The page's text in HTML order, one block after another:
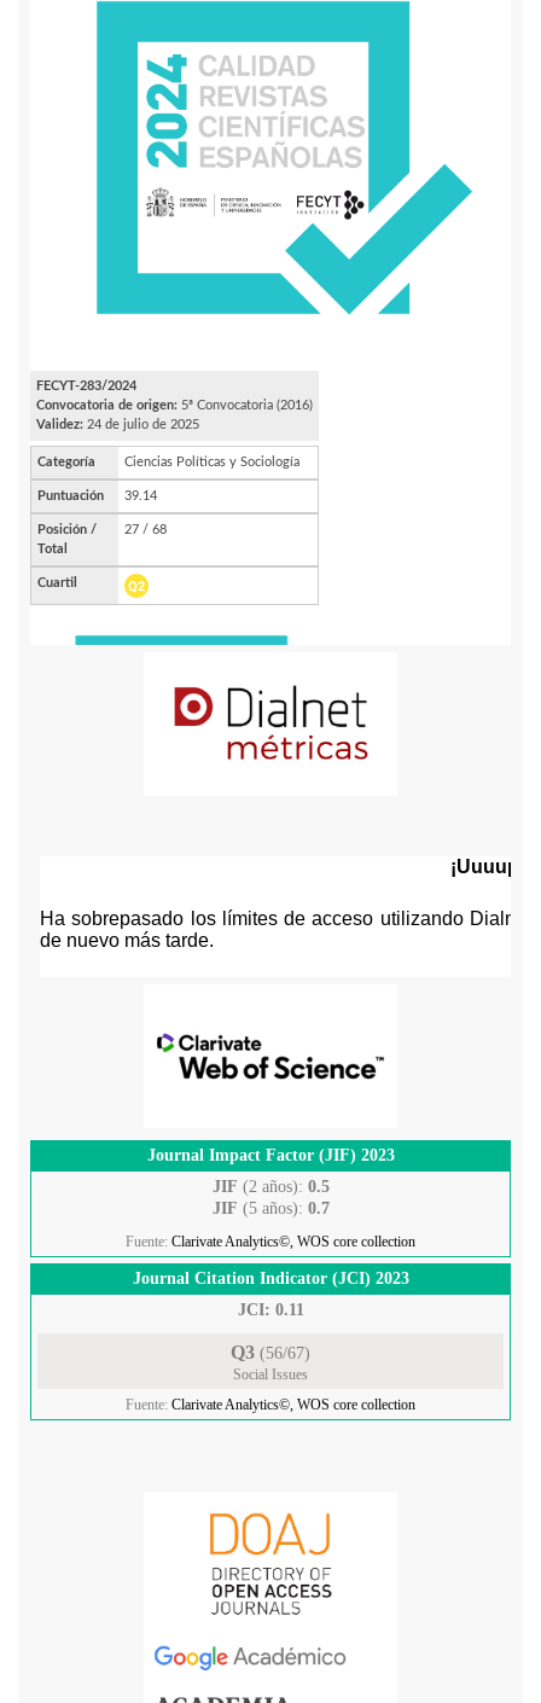
Journal Impact Factor (JIF) 2023
JIF (2 años): 0.5
JIF (5 años): 0.7
Fuente: Clarivate Analytics©, WOS core collection
Journal Citation Indicator (JCI) 2023
JCI: 0.11
Q3 (56/67)
Social Issues
Fuente: Clarivate Analytics©, WOS core collection